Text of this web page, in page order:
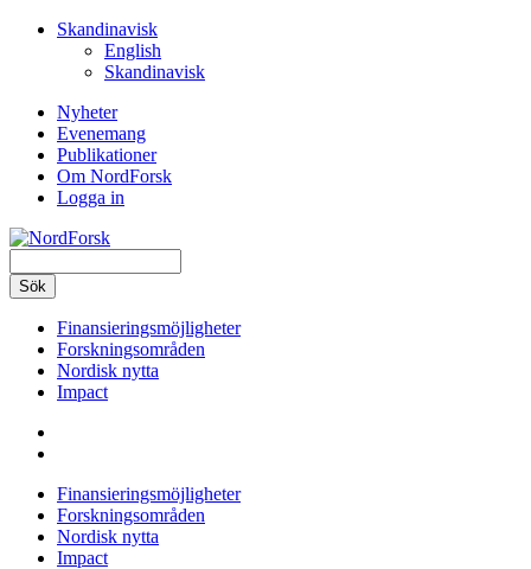
Hoppa
huvudinnehåll
Skandinavisk
English
Skandinavisk
Secondary
navigation
Nyheter
Evenemang
Publikationer
Om NordForsk
Logga in
Main
navigation
Finansieringsmöjligheter
Forskningsområden
Nordisk nytta
Impact
Finansieringsmöjligheter
Forskningsområden
Nordisk nytta
Impact